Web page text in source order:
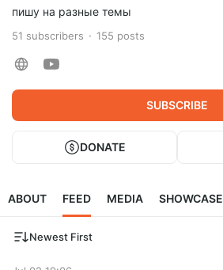
пишу на разные темы
51 subscribers 155 posts
SUBSCRIBE
DONATE
ABOUT FEED MEDIA SHOWCASE
Newest First